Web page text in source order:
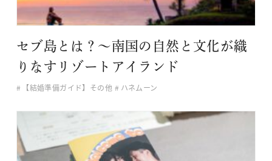
セブ島とは？～南国の自然と文化が織
りなすリゾートアイランド
【結婚準備ガイド】その他 ハネムーン